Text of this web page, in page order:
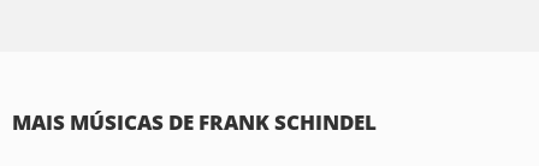
MAIS MÚSICAS DE FRANK SCHINDEL